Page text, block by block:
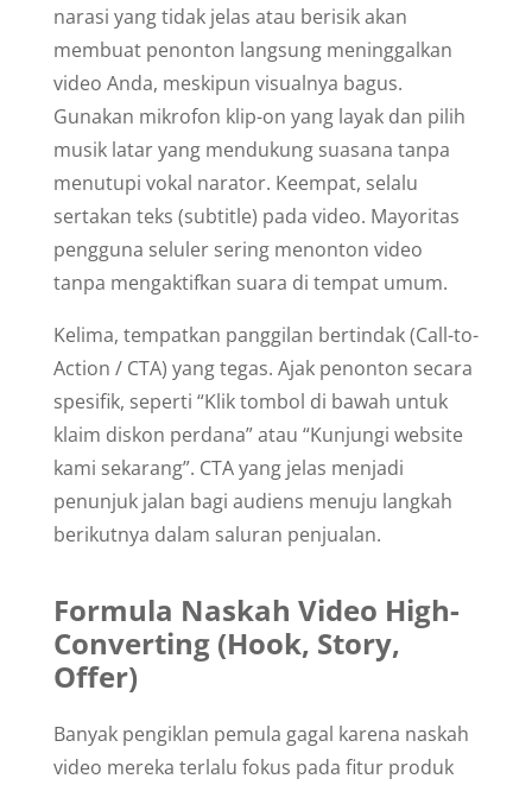
narasi yang tidak jelas atau berisik akan
membuat penonton langsung meninggalkan
video Anda, meskipun visualnya bagus.
Gunakan mikrofon klip-on yang layak dan pilih
musik latar yang mendukung suasana tanpa
menutupi vokal narator. Keempat, selalu
sertakan teks (subtitle) pada video. Mayoritas
pengguna seluler sering menonton video
tanpa mengaktifkan suara di tempat umum.
Kelima, tempatkan panggilan bertindak (Call-to-
Action / CTA) yang tegas. Ajak penonton secara
spesifik, seperti “Klik tombol di bawah untuk
klaim diskon perdana” atau “Kunjungi website
kami sekarang”. CTA yang jelas menjadi
penunjuk jalan bagi audiens menuju langkah
berikutnya dalam saluran penjualan.
Formula Naskah Video High-
Converting (Hook, Story,
Offer)
Banyak pengiklan pemula gagal karena naskah
video mereka terlalu fokus pada fitur produk